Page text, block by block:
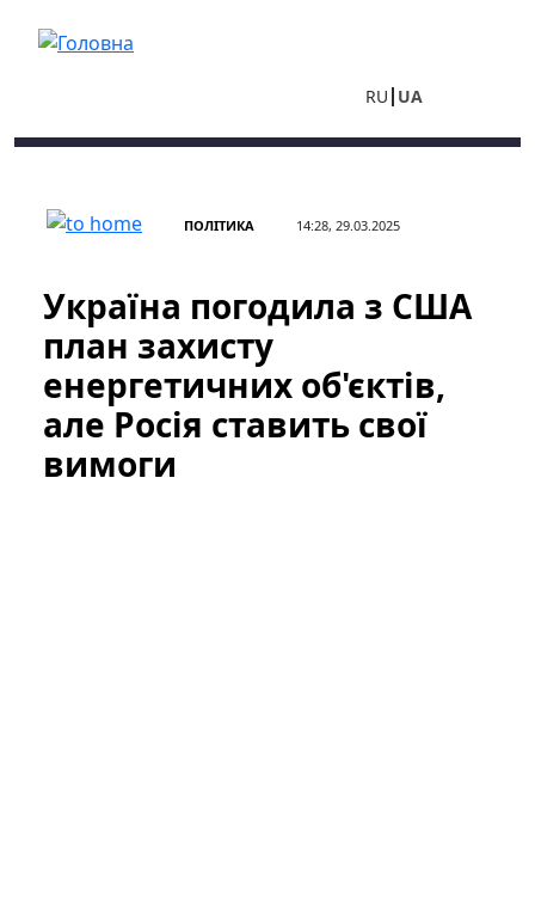
RU UA
ПОЛІТИКА 14:28, 29.03.2025
Україна погодила з США
план захисту
енергетичних об'єктів,
але Росія ставить свої
вимоги